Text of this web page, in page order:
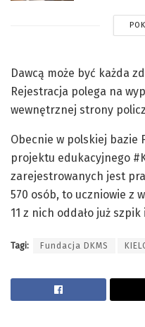
Dawcą może być każda
Rejestracja polega na
wewnętrznej strony
Obecnie w polskiej bazie
projektu edukacyjnego
zarejestrowanych jest
570 osób, to uczniowie z
11 z nich oddało już
Tagi: Fundacja DKMS